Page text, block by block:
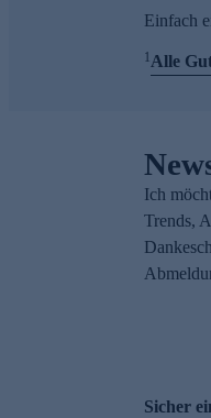
Einfach
1Alle
Ich
Trends,
Sicher